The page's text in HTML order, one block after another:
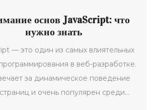
основ JavaScript: что
нужно знать
— это один из самых влиятельных
в веб-разработке.
за динамическое поведение
и очень популярен среди